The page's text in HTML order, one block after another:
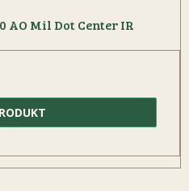
AO Mil Dot Center IR